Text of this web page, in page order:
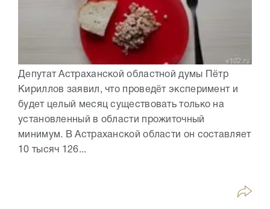
Депутат Астраханской областной думы Пётр
Кириллов заявил, что проведёт эксперимент и
будет целый месяц существовать только на
установленный в области прожиточный
минимум. В Астраханской области он составляет
10 тысяч 126...